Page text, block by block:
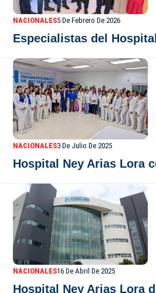
NACIONALES5 De Febrero De 2026
Especialistas del
NACIONALES3 De Julio De 2025
Hospital Ney Arias Lora
NACIONALES16 De Abril De 2025
Hospital Ney Arias Lora